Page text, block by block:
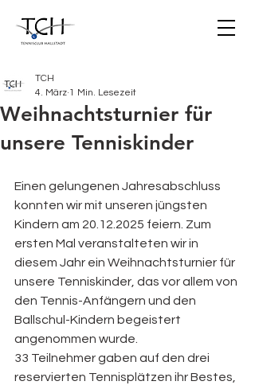
Weihnachtsturnier für
unsere Tenniskinder
TCH
4. März 1 Min. Lesezeit
Einen gelungenen Jahresabschluss
konnten wir mit unseren jüngsten
Kindern am 20.12.2025 feiern. Zum
ersten Mal veranstalteten wir in
diesem Jahr ein Weihnachtsturnier für
unsere Tenniskinder, das vor allem von
den Tennis-Anfängern und den
Ballschul-Kindern begeistert
angenommen wurde.
33 Teilnehmer gaben auf den drei
reservierten Tennisplätzen ihr Bestes,